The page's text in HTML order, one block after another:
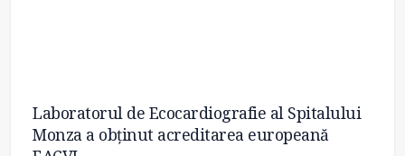
Laboratorul de Ecocardiografie al Spitalului
Monza a obținut acreditarea europeană